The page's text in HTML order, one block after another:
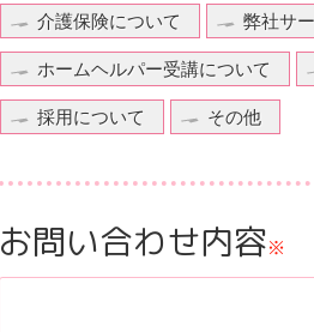
介護保険について 弊社サ
ホームヘルパー受講について
採用について その他
お問い合わせ内容※